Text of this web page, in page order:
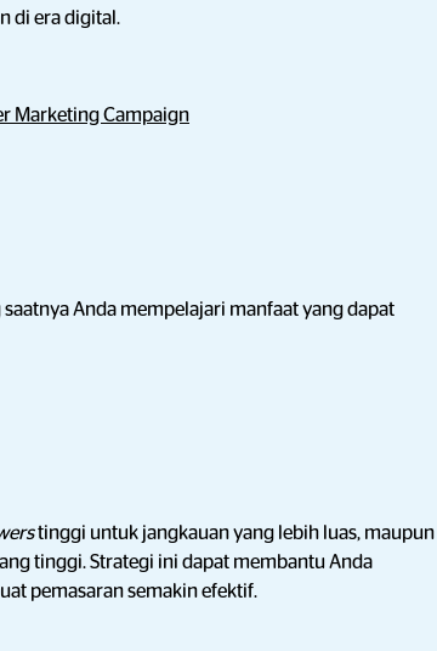
di era digital.
Marketing Campaign
saatnya Anda mempelajari manfaat yang dapat
tinggi untuk jangkauan yang lebih luas, maupun
tinggi. Strategi ini dapat membantu Anda
pemasaran semakin efektif.